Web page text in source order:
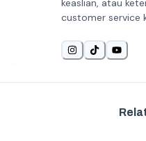
keaslian, atau
customer service